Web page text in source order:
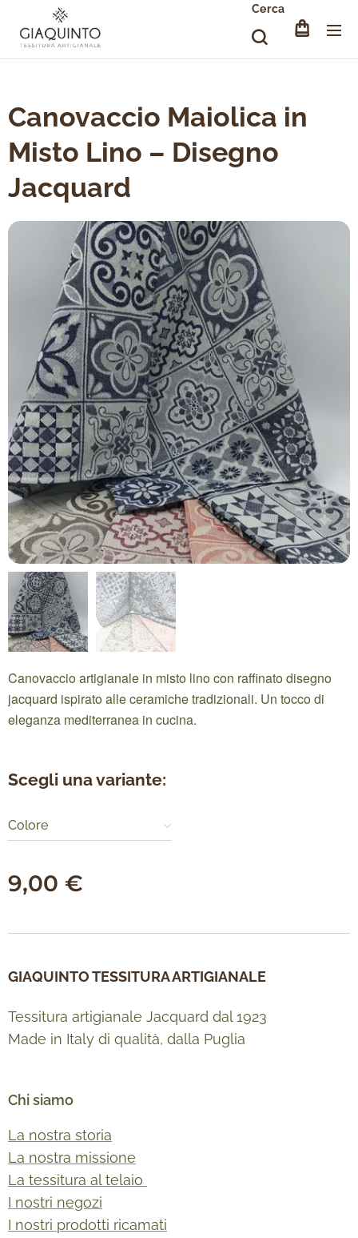
Cerca
Canovaccio Maiolica in
Misto Lino – Disegno
Jacquard
Canovaccio artigianale in misto lino con raffinato disegno
jacquard ispirato alle ceramiche tradizionali. Un tocco di
eleganza mediterranea in cucina.
Scegli una variante:
Colore
9,00 €
GIAQUINTO TESSITURA ARTIGIANALE
Tessitura artigianale Jacquard dal 1923
Made in Italy di qualità, dalla Puglia
Chi siamo
La nostra storia
La nostra missione
La tessitura al telaio
I nostri negozi
I nostri prodotti ricamati